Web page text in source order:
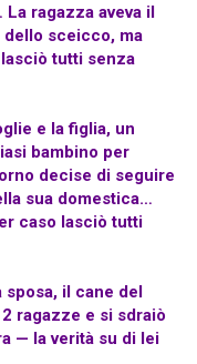
ragazza aveva il
sceicco, ma
tutti senza
e la figlia, un
bambino per
decise di seguire
sua domestica…
caso lasciò tutti
sposa, il cane del
ragazze e si sdraiò
— la verità su di lei